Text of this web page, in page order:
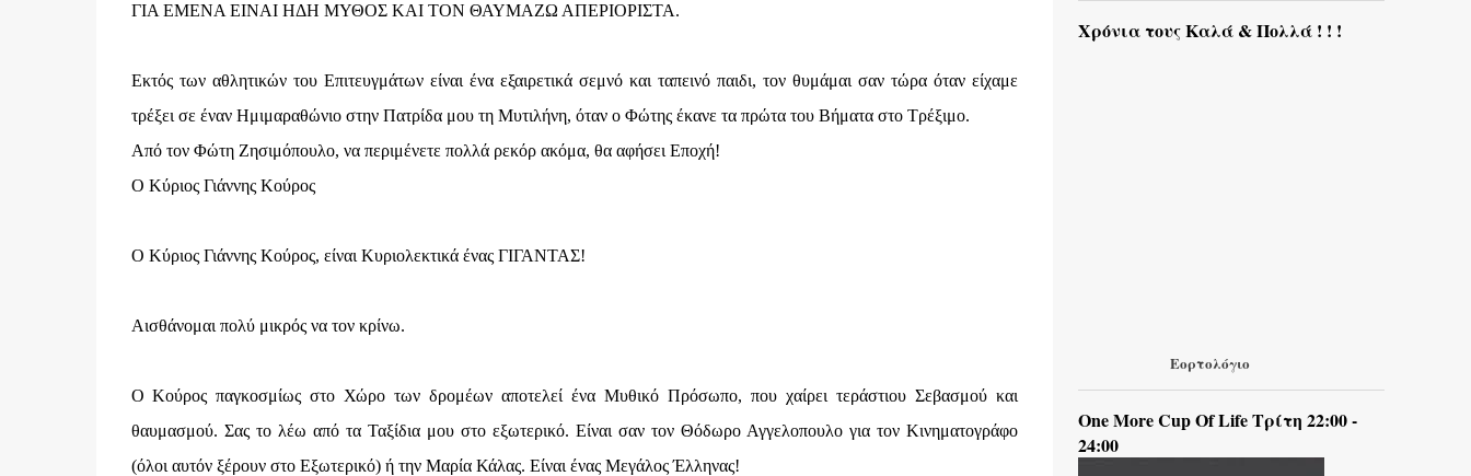
ΓΙΑ ΕΜΕΝΑ ΕΙΝΑΙ ΗΔΗ ΜΥΘΟΣ ΚΑΙ ΤΟΝ ΘΑΥΜΑΖΩ ΑΠΕΡΙΟΡΙΣΤΑ.
Εκτός των αθλητικών του Επιτευγμάτων είναι ένα εξαιρετικά σεμνό και ταπεινό παιδι, τον θυμάμαι σαν τώρα όταν είχαμε
τρέξει σε έναν Ημιμαραθώνιο στην Πατρίδα μου τη Μυτιλήνη, όταν ο Φώτης έκανε τα πρώτα του Βήματα στο Τρέξιμο.
Από τον Φώτη Ζησιμόπουλο, να περιμένετε πολλά ρεκόρ ακόμα, θα αφήσει Εποχή!
Ο Κύριος Γιάννης Κούρος
Ο Κύριος Γιάννης Κούρος, είναι Κυριολεκτικά ένας ΓΙΓΑΝΤΑΣ!
Αισθάνομαι πολύ μικρός να τον κρίνω.
Ο Κούρος παγκοσμίως στο Χώρο των δρομέων αποτελεί ένα Μυθικό Πρόσωπο, που χαίρει τεράστιου Σεβασμού και
θαυμασμού. Σας το λέω από τα Ταξίδια μου στο εξωτερικό. Είναι σαν τον Θόδωρο Αγγελοπουλο για τον Κινηματογράφο
(όλοι αυτόν ξέρουν στο Εξωτερικό) ή την Μαρία Κάλας. Είναι ένας Μεγάλος Έλληνας!
Χρόνια τους Καλά & Πολλά ! ! !
Εορτολόγιο
One More Cup Of Life Τρίτη 22:00 -
24:00